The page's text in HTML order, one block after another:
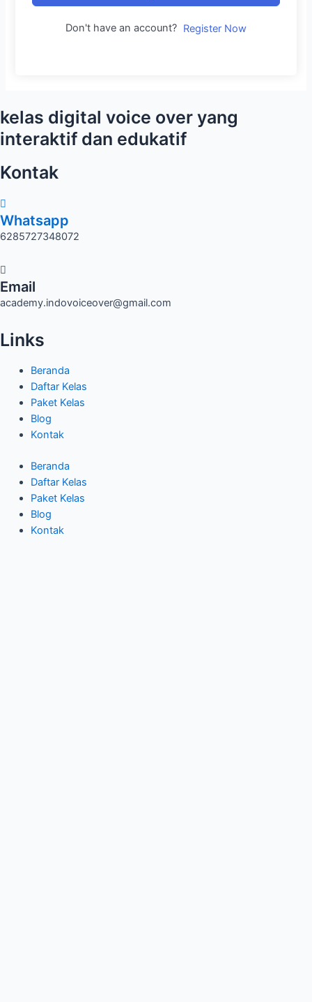
Don't have an account? Register Now
kelas digital voice over yang
interaktif dan edukatif
Kontak
Whatsapp
6285727348072
Email
academy.indovoiceover@gmail.com
Links
Beranda
Daftar Kelas
Paket Kelas
Blog
Kontak
Beranda
Daftar Kelas
Paket Kelas
Blog
Kontak